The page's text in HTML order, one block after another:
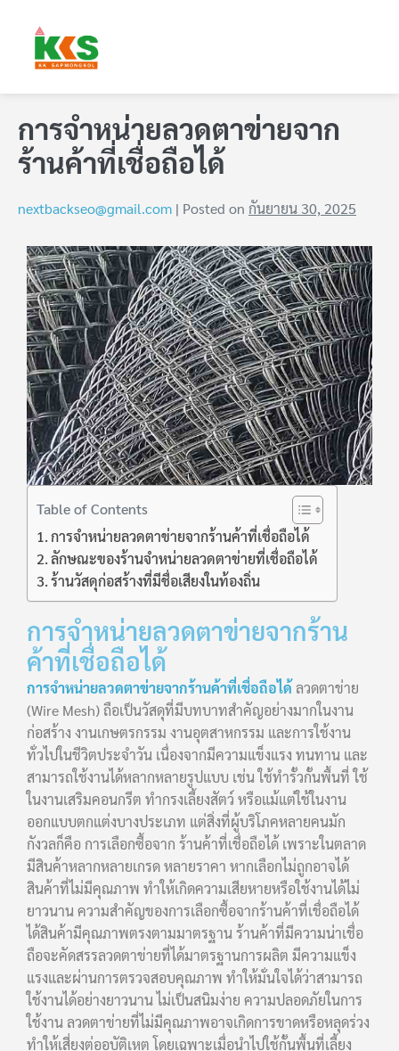
การจำหน่ายลวดตาข่ายจาก
ร้านค้าที่เชื่อถือได้
nextbackseo@gmail.com | Posted on กันยายน 30, 2025
Table of Contents
การจำหน่ายลวดตาข่ายจากร้านค้าที่เชื่อถือได้
ลักษณะของร้านจำหน่ายลวดตาข่ายที่เชื่อถือได้
ร้านวัสดุก่อสร้างที่มีชื่อเสียงในท้องถิ่น
การจำหน่ายลวดตาข่ายจากร้าน
ค้าที่เชื่อถือได้
การจำหน่ายลวดตาข่ายจากร้านค้าที่เชื่อถือได้ ลวดตาข่าย
(Wire Mesh) ถือเป็นวัสดุที่มีบทบาทสำคัญอย่างมากในงาน
ก่อสร้าง งานเกษตรกรรม งานอุตสาหกรรม และการใช้งาน
ทั่วไปในชีวิตประจำวัน เนื่องจากมีความแข็งแรง ทนทาน และ
สามารถใช้งานได้หลากหลายรูปแบบ เช่น ใช้ทำรั้วกั้นพื้นที่ ใช้
ในงานเสริมคอนกรีต ทำกรงเลี้ยงสัตว์ หรือแม้แต่ใช้ในงาน
ออกแบบตกแต่งบางประเภท แต่สิ่งที่ผู้บริโภคหลายคนมัก
กังวลก็คือ การเลือกซื้อจาก ร้านค้าที่เชื่อถือได้ เพราะในตลาด
มีสินค้าหลากหลายเกรด หลายราคา หากเลือกไม่ถูกอาจได้
สินค้าที่ไม่มีคุณภาพ ทำให้เกิดความเสียหายหรือใช้งานได้ไม่
ยาวนาน ความสำคัญของการเลือกซื้อจากร้านค้าที่เชื่อถือได้
ได้สินค้ามีคุณภาพตรงตามมาตรฐาน ร้านค้าที่มีความน่าเชื่อ
ถือจะคัดสรรลวดตาข่ายที่ได้มาตรฐานการผลิต มีความแข็ง
แรงและผ่านการตรวจสอบคุณภาพ ทำให้มั่นใจได้ว่าสามารถ
ใช้งานได้อย่างยาวนาน ไม่เป็นสนิมง่าย ความปลอดภัยในการ
ใช้งาน ลวดตาข่ายที่ไม่มีคุณภาพอาจเกิดการขาดหรือหลุดร่วง
ทำให้เสี่ยงต่ออุบัติเหตุ โดยเฉพาะเมื่อนำไปใช้กั้นพื้นที่เลี้ยง